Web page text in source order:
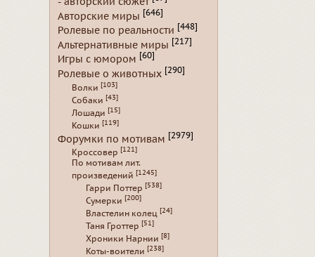
Авторские миры [646]
Ролевые по реальности [448]
Альтернативные миры [217]
Игры с юмором [60]
Ролевые о животных [290]
Волки [103]
Собаки [43]
Лошади [15]
Кошки [119]
Форумки по мотивам [2979]
Кроссовер [121]
По мотивам лит.
произведений [1245]
Гарри Поттер [538]
Сумерки [200]
Властелин колец [24]
Таня Гроттер [51]
Хроники Нарнии [8]
Коты-воители [238]